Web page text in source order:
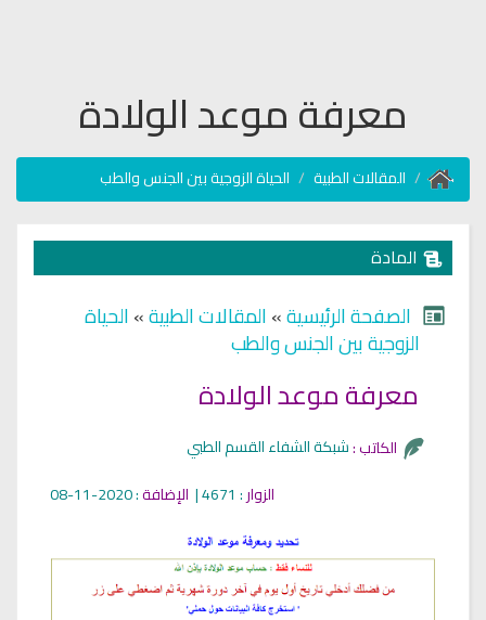
معرفة موعد الولادة
المقالات الطبية الحياة الزوجية بين الجنس والطب
المادة
الصفحة الرئيسية»المقالات الطبية»الحياة
الزوجية بين الجنس والطب
الكاتب :
الزوار: 4671 | الإضافة: 2020-11-08